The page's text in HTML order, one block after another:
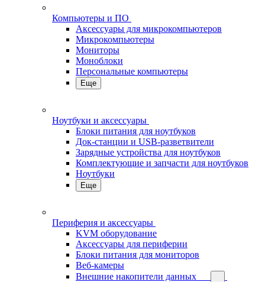
Компьютеры и ПО
Аксессуары для микрокомпьютеров
Микрокомпьютеры
Мониторы
Моноблоки
Персональные компьютеры
Еще
Ноутбуки и аксессуары
Блоки питания для ноутбуков
Док-станции и USB-разветвители
Зарядные устройства для ноутбуков
Комплектующие и запчасти для ноутбуков
Ноутбуки
Еще
Периферия и аксессуары
KVM оборудование
Аксессуары для периферии
Блоки питания для мониторов
Веб-камеры
Внешние накопители данных